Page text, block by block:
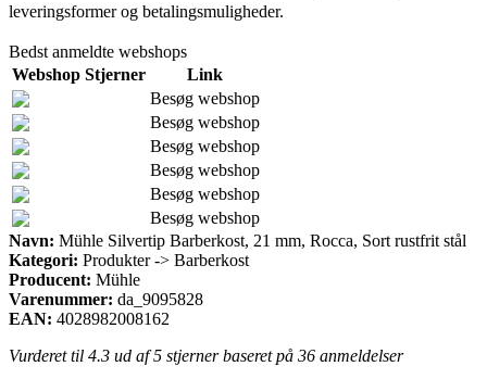
leveringsformer og betalingsmuligheder.
Bedst anmeldte webshops
Webshop Stjerner
Link
Besøg webshop
Besøg webshop
Besøg webshop
Besøg webshop
Besøg webshop
Besøg webshop
Navn: Mühle Silvertip Barberkost, 21 mm, Rocca, Sort rustfrit stål
Kategori: Produkter -> Barberkost
Producent: Mühle
Varenummer: da_9095828
EAN: 4028982008162
Vurderet til 4.3 ud af 5 stjerner baseret på 36 anmeldelser